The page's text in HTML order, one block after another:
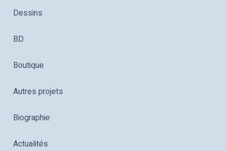
Dessins
BD
Boutique
Autres projets
Biographie
Actualités